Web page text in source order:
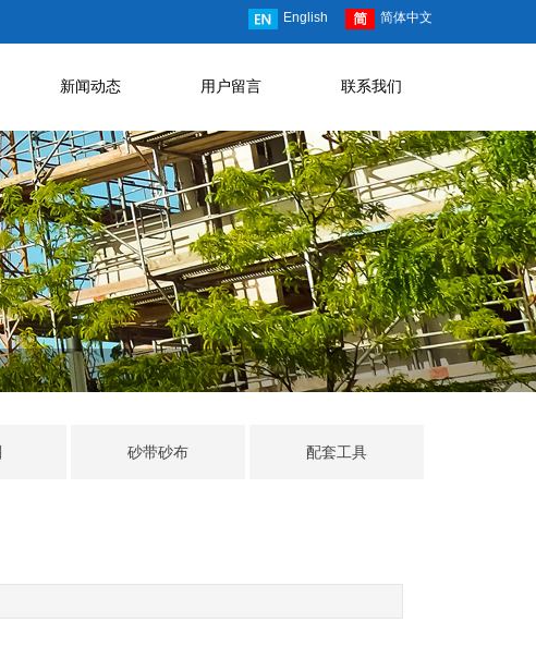
English 简体中文
新闻动态 用户留言 联系我们
砂带砂布 配套工具